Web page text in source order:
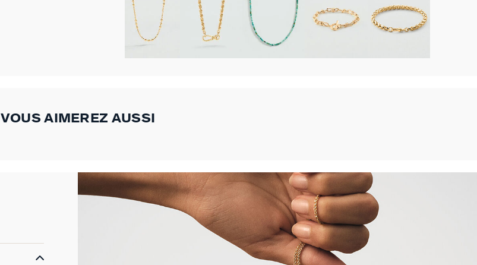
VOUS AIMEREZ AUSSI